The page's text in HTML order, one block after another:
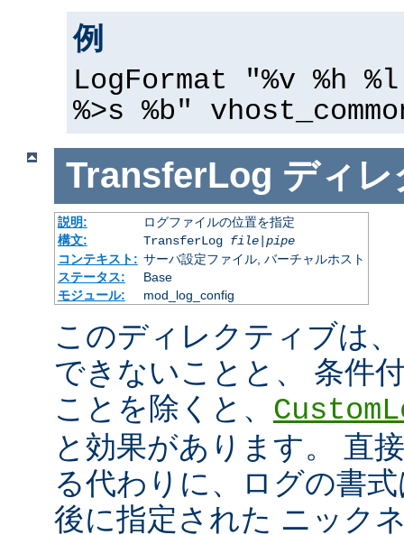
例
LogFormat "%v %h
%>s %b"
TransferLog ディレ
説明:
ログファイルの位置を指定
構文:
TransferLog file| pipe
コンテキスト: サーバ設定ファイル, バーチャルホスト
ステータス:
Base
モジュール:
mod_log_config
このディレクティブは
できないことと、 条件
ことを除くと、
と効果があります。 直
る代わりに、ログの書
後に指定された ニック